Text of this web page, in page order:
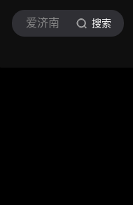
爱济南 搜索